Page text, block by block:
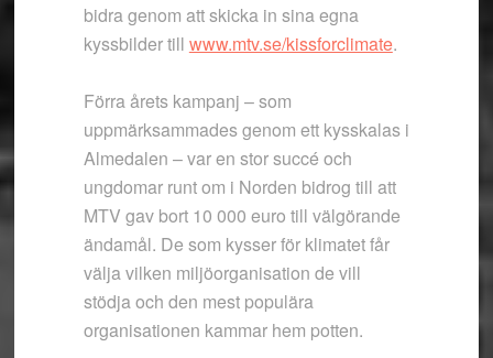
bidra genom att skicka in sina egna
kyssbilder till www.mtv.se/kissforclimate.
Förra årets kampanj – som
uppmärksammades genom ett kysskalas i
Almedalen – var en stor succé och
ungdomar runt om i Norden bidrog till att
MTV gav bort 10 000 euro till välgörande
ändamål. De som kysser för klimatet får
välja vilken miljöorganisation de vill
stödja och den mest populära
organisationen kammar hem potten.